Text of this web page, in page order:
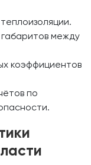
между
коэффициентов
по